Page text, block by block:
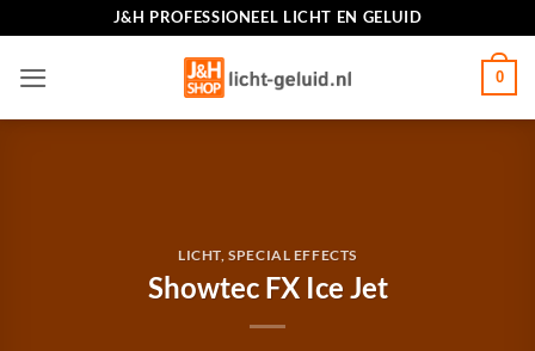
inhoud
J&H PROFESSIONEEL LICHT EN GELUID
0
LICHT,SPECIAL EFFECTS
Showtec FX Ice Jet